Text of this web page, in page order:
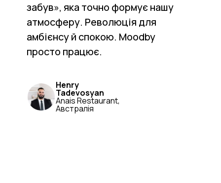
забув», яка точно формує нашу
атмосферу. Революція для
амбієнсу й спокою. Moodby
просто працює.
Henry
Tadevosyan
Anais Restaurant,
Австралія